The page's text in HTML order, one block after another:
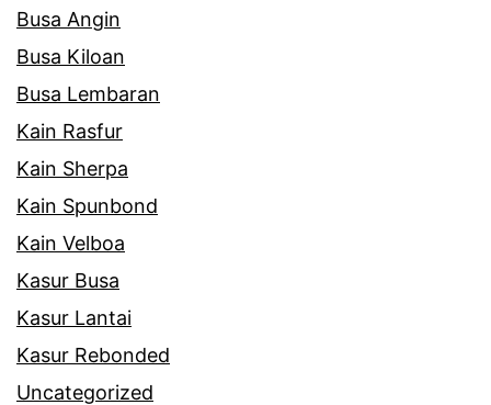
Busa Angin
Busa Kiloan
Busa Lembaran
Kain Rasfur
Kain Sherpa
Kain Spunbond
Kain Velboa
Kasur Busa
Kasur Lantai
Kasur Rebonded
Uncategorized